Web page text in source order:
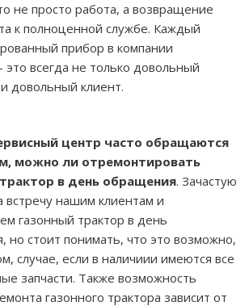
не просто работа, а возвращение
к полноценной службе. Каждый
прибор в компании
всегда не только довольный
довольный клиент.
центр часто обращаются
можно ли отремонтировать
в день обращения. Зачастую
нашим клиентам и
газонный трактор в день
но стоит понимать, что это возможно,
случае, если в наличиии имеются все
запчасти. Также возможность
газонного трактора зависит от